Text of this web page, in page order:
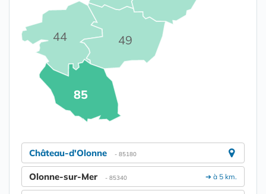
44 49
85
Château-d'Olonne - 85180
➔ à 5 km.
Olonne-sur-Mer - 85340